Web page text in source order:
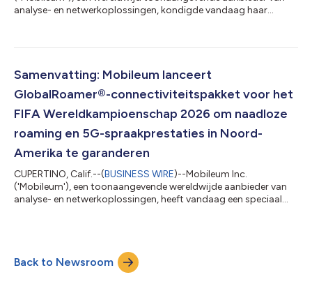
analyse- en netwerkoplossingen, kondigde vandaag haar
Interoperability & Testing Service) 5G Extension Verification
het bestaande VoLTE/IMS verificatiekader om verificatie van
5G-compatibiliteit te omvatten, zodat operato...
Samenvatting: Mobileum lanceert
GlobalRoamer®-connectiviteitspakket voor het
FIFA Wereldkampioenschap 2026 om naadloze
roaming en 5G-spraakprestaties in Noord-
Amerika te garanderen
CUPERTINO, Calif.--(BUSINESS WIRE)--Mobileum Inc.
('Mobileum'), een toonaangevende wereldwijde aanbieder van
analyse- en netwerkoplossingen, heeft vandaag een speciaal
roaminggereedheid te valideren en hoogwaardige
connectiviteit te handhaven tijdens een van 's werelds meest
veeleisende netwerkevenementen, waar serviceprestaties direct
Back to Newsroom